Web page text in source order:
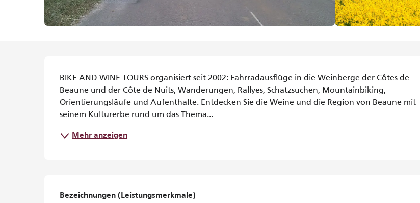
BIKE AND WINE TOURS organisiert seit 2002: Fahrradausflüge in die Weinberge der Côtes de
Beaune und der Côte de Nuits, Wanderungen, Rallyes, Schatzsuchen, Mountainbiking,
Orientierungsläufe und Aufenthalte. Entdecken Sie die Weine und die Region von Beaune mit
seinem Kulturerbe rund um das Thema...
Mehr anzeigen
Leistungensmöglichkeiten
Bezeichnungen (Leistungsmerkmale)
Bezeichnungen (Leistungsmerkmale)